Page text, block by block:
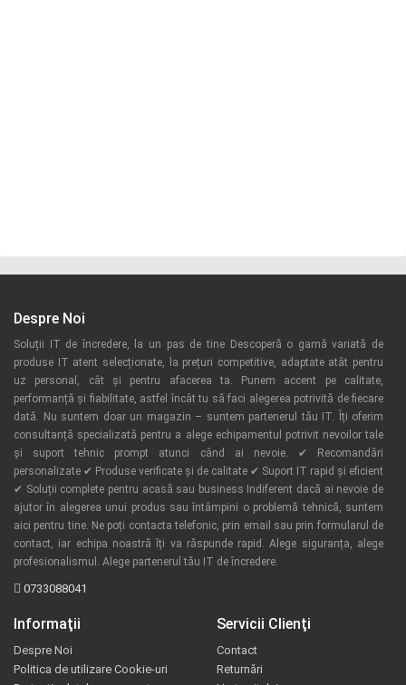
Despre Noi
Soluții IT de încredere, la un pas de tine Descoperă o gamă variată de
produse IT atent selecționate, la prețuri competitive, adaptate atât pentru
uz personal, cât și pentru afacerea ta. Punem accent pe calitate,
performanță și fiabilitate, astfel încât tu să faci alegerea potrivită de fiecare
dată. Nu suntem doar un magazin – suntem partenerul tău IT. Îți oferim
consultanță specializată pentru a alege echipamentul potrivit nevoilor tale
și suport tehnic prompt atunci când ai nevoie. ✔ Recomandări
personalizate ✔ Produse verificate și de calitate ✔ Suport IT rapid și eficient
✔ Soluții complete pentru acasă sau business Indiferent dacă ai nevoie de
ajutor în alegerea unui produs sau întâmpini o problemă tehnică, suntem
aici pentru tine. Ne poți contacta telefonic, prin email sau prin formularul de
contact, iar echipa noastră îți va răspunde rapid. Alege siguranța, alege
profesionalismul. Alege partenerul tău IT de încredere.
0733088041
Informaţii
Despre Noi
Politica de utilizare Cookie-uri
Servicii Clienţi
Contact
Returnări